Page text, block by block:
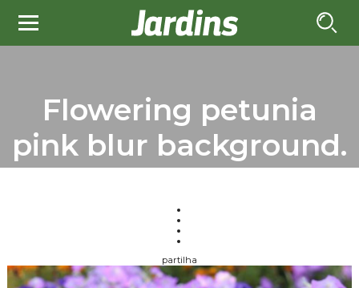
Flowering petunia
pink blur background.
partilha